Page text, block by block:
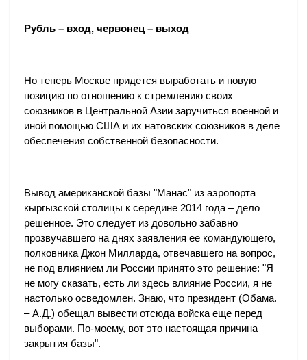
Рубль – вход, червонец – выход
Но теперь Москве придется выработать и новую
позицию по отношению к стремлению своих
союзников в Центральной Азии заручиться военной и
иной помощью США и их натовских союзников в деле
обеспечения собственной безопасности.
Вывод американской базы "Манас" из аэропорта
кыргызской столицы к середине 2014 года – дело
решенное. Это следует из довольно забавно
прозвучавшего на днях заявления ее командующего,
полковника Джон Милларда, отвечавшего на вопрос,
не под влиянием ли России принято это решение: "Я
не могу сказать, есть ли здесь влияние России, я не
настолько осведомлен. Знаю, что президент (Обама.
– А.Д.) обещал вывести отсюда войска еще перед
выборами. По-моему, вот это настоящая причина
закрытия базы".